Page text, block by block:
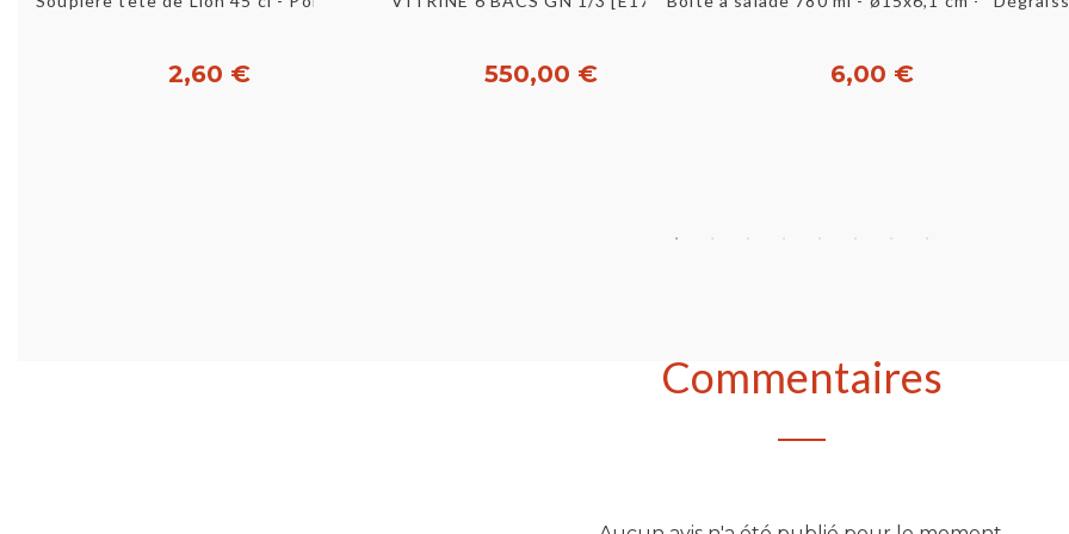
2,60 € 550,00 € 6,00 €
Commentaires